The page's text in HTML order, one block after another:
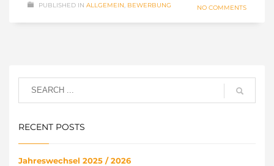
PUBLISHED IN ALLGEMEIN, BEWERBUNG NO COMMENTS
RECENT POSTS
Jahreswechsel 2025 / 2026